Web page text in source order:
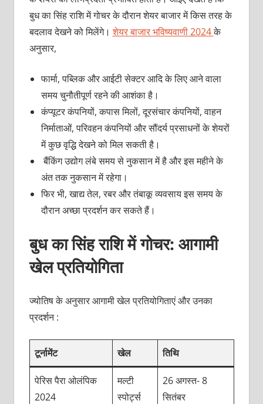
बुध का सिंह राशि में गोचर के दौरान शेयर बाजार में किस तरह के
बदलाव देखने को मिलेंगे।शेयर बाजार भविष्यवाणी 2024के
अनुसार,
फार्मा, पब्लिक और आईटी सेक्टर आदि के लिए आने वाला
समय चुनौतीपूर्ण रहने की आशंका है।
कंप्यूटर कंपनियों, कपास मिलों, दूरसंचार कंपनियों, वाहन
निर्माताओं, परिवहन कंपनियों और सौंदर्य प्रसाधनों के शेयरों
में कुछ वृद्धि देखने को मिल सकती है।
बैंकिंग उद्योग लंबे समय से नुकसान में है और इस महीने के
अंत तक नुकसान में रहेगा।
फिर भी, खाद्य तेल, रबर और तंबाकू व्यवसाय इस समय के
दौरान अच्छा प्रदर्शन कर सकते हैं।
बुध का सिंह राशि में गोचर: आगामी
खेल प्रतियोगिता
ज्योतिष के अनुसार आगामी खेल प्रतियोगिताएं और उनका
प्रदर्शन :
टूर्नामेंट खेल तिथि
पेरिस पैरा ओलंपिक
2024
मल्टी
स्पोर्ट्स
26 अगस्त- 8
सितंबर